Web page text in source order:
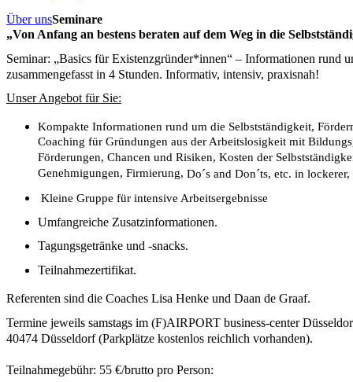
Über unsSeminare
„Von Anfang an bestens beraten auf dem Weg in die
Seminar: „Basics für Existenzgründer*innen“ – Informationen rund
zusammengefasst in 4 Stunden. Informativ, intensiv, praxisnah!
Unser Angebot für Sie:
Kompakte Informationen rund um die Selbstständigkeit,
Coaching für Gründungen aus der Arbeitslosigkeit mit
Förderungen, Chancen und Risiken, Kosten der
Genehmigungen, Firmierung, Do´s and Don´ts, etc. in
Kleine Gruppe für intensive Arbeitsergebnisse
Umfangreiche Zusatzinformationen.
Tagungsgetränke und -snacks.
Teilnahmezertifikat.
Referenten sind die Coaches Lisa Henke und Daan de Graaf.
Termine jeweils samstags im (F)AIRPORT business-center
40474 Düsseldorf (Parkplätze kostenlos reichlich vorhanden).
Teilnahmegebühr: 55 €/brutto pro Person: